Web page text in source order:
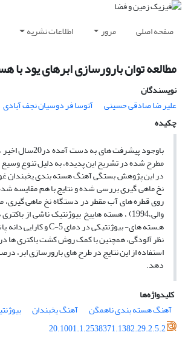
صفحه اصلی مرور اطلاعات نشریه
مطالعه توان بارورسازی ابرهای یود با
نویسندگان
علیر ضا صادقى حسینى
آتوسا فر دوسیان نجف آبادى
چکیده
باوجود
مطرح شده در تشریح این پدیده، به دلیل تنوع وسیع
در این پژوهش بستگی آهنگ هسته بندی یخبندان
نخ ماهی گیری بررسی شده و نتایج با هم مقایسه شده
روی قطره های آب مقطر در دستگاه نخ ماهی
والی،1994) ، هسته هاییخ بیوژنتیک ناشی
نظر آلودگی، همچنین با کمک روش کشت باکتری ها
استفاده از این نتایج در طرح های بارورسازی ابر،
دهد.
کلیدواژه‌ها
آهنگ هسته بندی ناهمگن
آهنگ یخبندان
20.1001.1.2538371.1382.29.2.5.2